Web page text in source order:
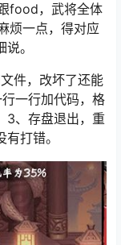
food，武将全体
烦一点，得对应
。
件，改坏了还能
一行加代码，格
3、存盘退出，重
打错。